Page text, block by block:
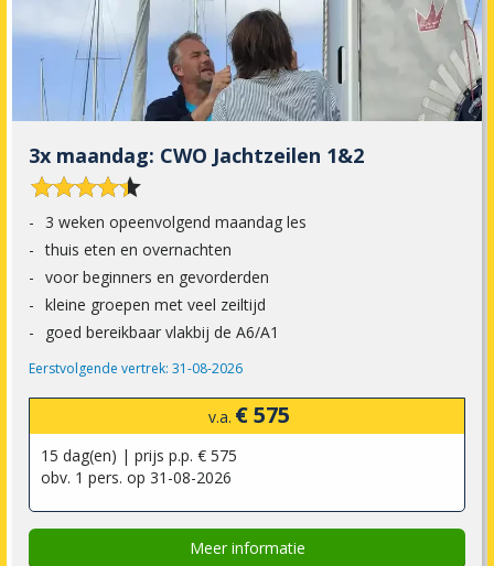
3x maandag: CWO Jachtzeilen 1&2


3 weken opeenvolgend maandag les
thuis eten en overnachten
voor beginners en gevorderden
kleine groepen met veel zeiltijd
goed bereikbaar vlakbij de A6/A1
Eerstvolgende vertrek: 31-08-2026
v.a. € 575
15 dag(en) | prijs p.p. € 575
obv. 1 pers. op 31-08-2026
Meer informatie